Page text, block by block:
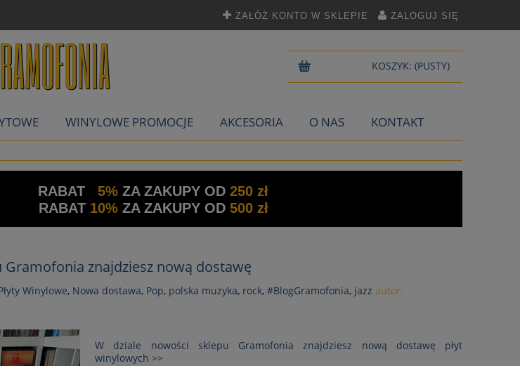
ZAŁÓŻ KONTO W SKLEPIE ZALOGUJ SIĘ
KOSZYK: (PUSTY)
WINYLOWE PROMOCJE AKCESORIA O NAS
KONTAKT
RABAT 5% ZA ZAKUPY OD 250 zł
RABAT 10%ZA ZAKUPY OD 500 zł
znajdziesz nową dostawę
Winylowe, Nowa dostawa, Pop, polska muzyka, rock, #BlogGramofonia, jazz autor:
W dziale nowości sklepu Gramofonia znajdziesz nową dostawę płyt
winylowych >>